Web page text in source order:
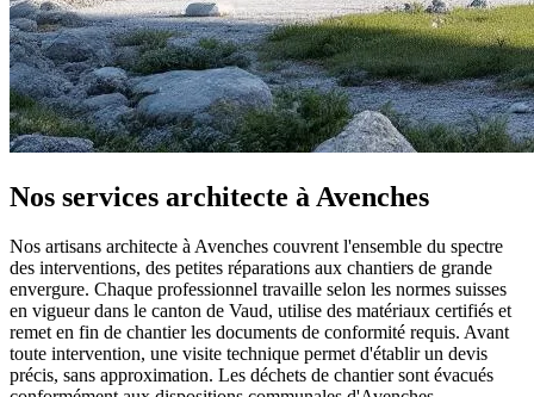
Nos services architecte à Avenches
Nos artisans architecte à Avenches couvrent l'ensemble du spectre
des interventions, des petites réparations aux chantiers de grande
envergure. Chaque professionnel travaille selon les normes suisses
en vigueur dans le canton de Vaud, utilise des matériaux certifiés et
remet en fin de chantier les documents de conformité requis. Avant
toute intervention, une visite technique permet d'établir un devis
précis, sans approximation. Les déchets de chantier sont évacués